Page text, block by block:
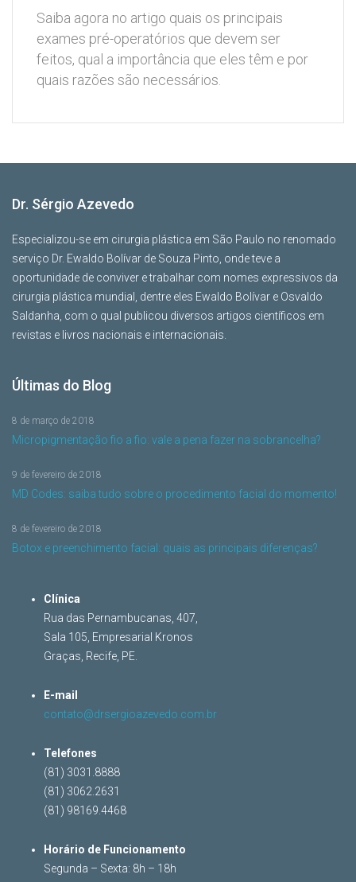
Saiba agora no artigo quais os principais
exames pré-operatórios que devem ser
feitos, qual a importância que eles têm e por
quais razões são necessários.
Dr. Sérgio Azevedo
Especializou-se em cirurgia plástica em São Paulo no renomado
serviço Dr. Ewaldo Bolívar de Souza Pinto, onde teve a
oportunidade de conviver e trabalhar com nomes expressivos da
cirurgia plástica mundial, dentre eles Ewaldo Bolívar e Osvaldo
Saldanha, com o qual publicou diversos artigos científicos em
revistas e livros nacionais e internacionais.
Últimas do Blog
Micropigmentação fio a fio: vale a pena fazer na sobrancelha?
8 de março de 2018
MD Codes: saiba tudo sobre o procedimento facial do momento!
9 de fevereiro de 2018
Botox e preenchimento facial: quais as principais diferenças?
8 de fevereiro de 2018
Clínica
Rua das Pernambucanas, 407,
Sala 105, Empresarial Kronos
Graças, Recife, PE.
E-mail
contato@drsergioazevedo.com.br
Telefones
(81) 3031.8888
(81) 3062.2631
(81) 98169.4468
Horário de Funcionamento
Segunda – Sexta: 8h – 18h